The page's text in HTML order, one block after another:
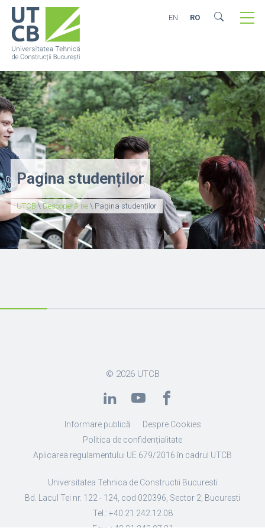
EN RO
Pagina studenților
UTCB \Descoperă-ne\ Pagina studenților
© 2026 UTCB
Informare publică
Despre Cookies
Politica de confidențialitate
Aplicarea regulamentului UE 679/2016 în cadrul UTCB
Universitatea Tehnica de Constructii Bucuresti
Bd. Lacul Tei nr. 122 - 124, cod 020396, Sector 2, Bucuresti
Tel.: +40 21 242.12.08
Fax: +40 21 242.07.81